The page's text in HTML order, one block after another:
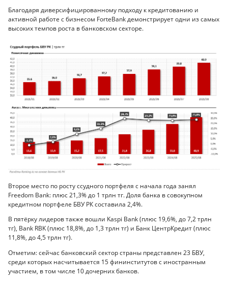
Благодаря диверсифицированному подходу к кредитованию и
активной работе с бизнесом ForteBank демонстрирует одни из самых
высоких темпов роста в банковском секторе.
Второе место по росту ссудного портфеля с начала года занял
Freedom Bank: плюс 21,3% до 1 трлн тг. Доля банка в совокупном
кредитном портфеле БВУ РК составила 2,4%.
В пятёрку лидеров также вошли Kaspi Bank (плюс 19,6%, до 7,2 трлн
тг), Bank RBK (плюс 18,8%, до 1,3 трлн тг) и Банк ЦентрКредит (плюс
11,8%, до 4,5 трлн тг).
Отметим: сейчас банковский сектор страны представлен 23 БВУ,
среди которых насчитывается 15 фининститутов с иностранным
участием, в том числе 10 дочерних банков.